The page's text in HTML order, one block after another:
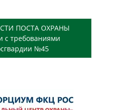
ПОСТА ОХРАНЫ
с требованиями
№45